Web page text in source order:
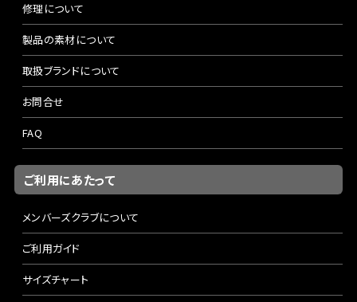
修理について
製品の素材について
取扱ブランドについて
お問合せ
FAQ
ご利用にあたって
メンバーズクラブについて
ご利用ガイド
サイズチャート